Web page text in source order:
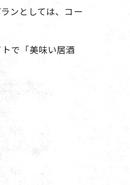
ンとしては、コー
で「美味い居酒